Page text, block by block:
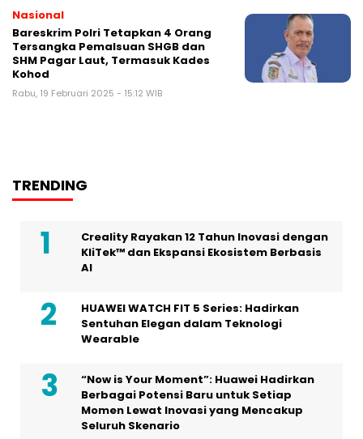
Nasional
Bareskrim Polri Tetapkan 4 Orang
Tersangka Pemalsuan SHGB dan
SHM Pagar Laut, Termasuk Kades
Kohod
Rabu, 19 Februari 2025 - 15:12 WIB
TRENDING
Creality Rayakan 12 Tahun Inovasi dengan
KliTek™ dan Ekspansi Ekosistem Berbasis
AI
HUAWEI WATCH FIT 5 Series: Hadirkan
Sentuhan Elegan dalam Teknologi
Wearable
“Now is Your Moment”: Huawei Hadirkan
Berbagai Potensi Baru untuk Setiap
Momen Lewat Inovasi yang Mencakup
Seluruh Skenario